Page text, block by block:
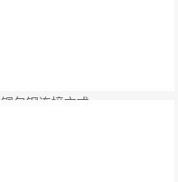
铜包钢连接方式